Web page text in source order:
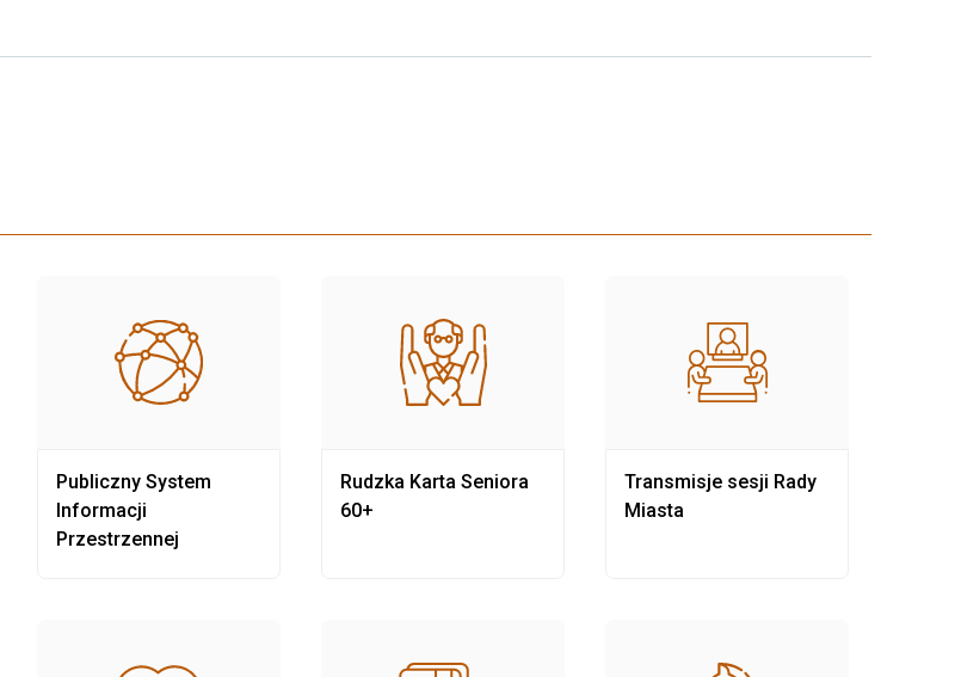
Publiczny System
Informacji
Przestrzennej
Rudzka Karta Seniora
60+
Transmisje sesji Rady
Miasta